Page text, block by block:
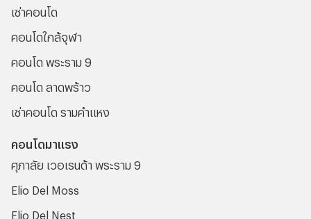
เช่าคอนโด
คอนโดใกล้จุฬา
คอนโด พระราม 9
คอนโด ลาดพร้าว
เช่าคอนโด รามคําแหง
คอนโดมาแรง
ศุภาลัย เวอเรนด้า พระราม 9
Elio Del Moss
Elio Del Nest